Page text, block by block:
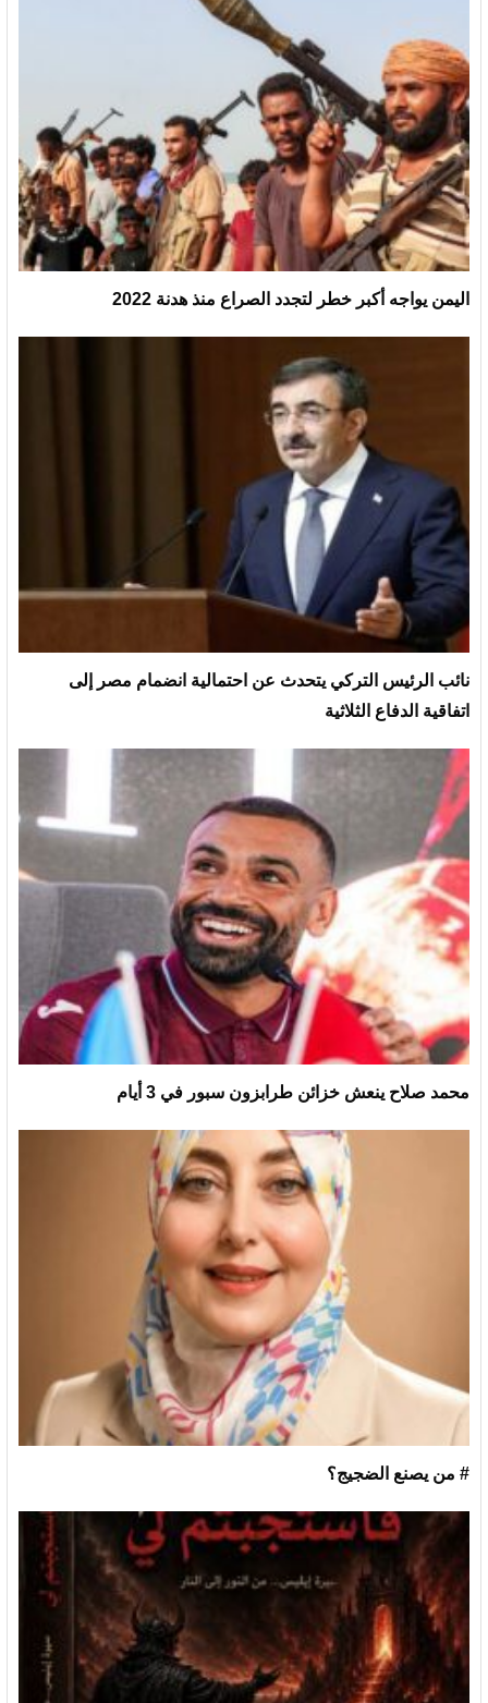
اليمن يواجه أكبر خطر لتجدد الصراع منذ هدنة 2022
نائب الرئيس التركي يتحدث عن احتمالية انضمام مصر إلى
اتفاقية الدفاع الثلاثية
محمد صلاح ينعش خزائن طرابزون سبور في 3 أيام
# من يصنع الضجيج؟